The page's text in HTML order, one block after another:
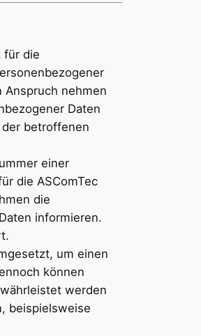
für die
nehmen
Daten
betroffenen
einer
die ASComTec
die
informieren.
um einen
können
werden
beispielsweise